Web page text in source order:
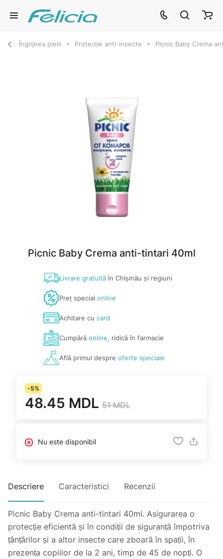
Îngrijirea pielii Protecție anti-insecte Picnic Baby Crema
Picnic Baby Crema anti-tintari 40ml
Livrare gratuităîn Chișinău și regiuni
Preț special online
Achitare cu card
Cumpărăonline, ridică în farmacie
Află primul despre oferte speciale
-5%
48.45 MDL 51 MDL
Nu este disponibil
Descriere Caracteristici Recenzii
Picnic Baby Crema anti-tintari 40ml. Asigurarea o
protecție eficientă și în condiții de siguranță împotriva
țânțărilor și a altor insecte care zboară în spații, în
prezența copiilor de la 2 ani, timp de 45 de nopți. O